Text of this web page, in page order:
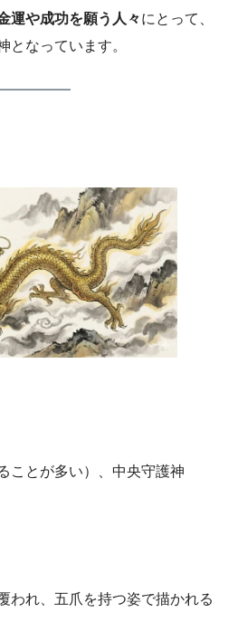
運や成功を願う人々にとって、
となっています。
ことが多い）、中央守護神
われ、五爪を持つ姿で描かれる